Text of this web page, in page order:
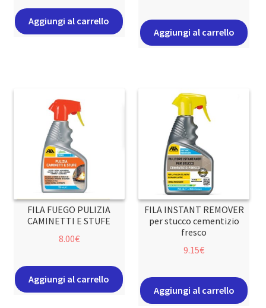
Aggiungi al carrello
Aggiungi al carrello
FILA FUEGO PULIZIA
CAMINETTI E STUFE
8.00€
Aggiungi al carrello
FILA INSTANT REMOVER
per stucco cementizio
fresco
9.15€
Aggiungi al carrello